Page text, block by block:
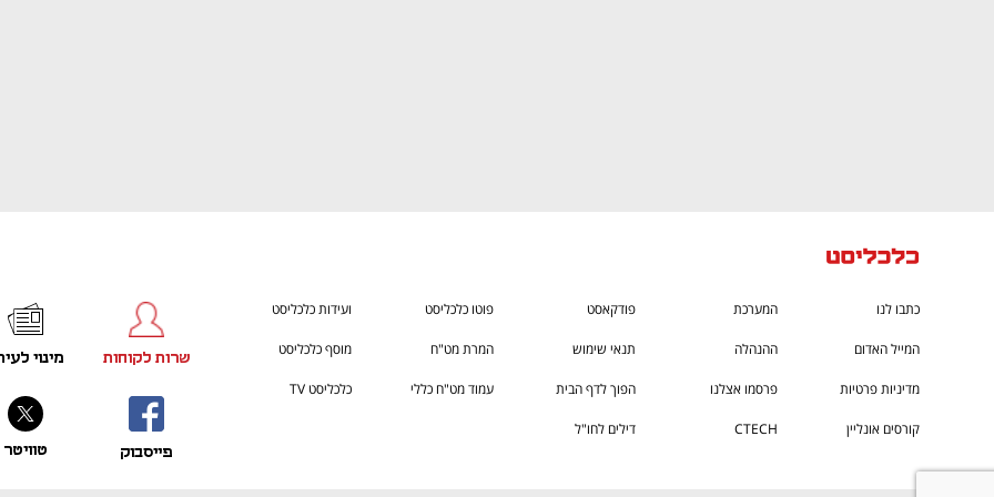
כתבו לנו המערכת פודקאסט פוטו כלכליסט ועידות כלכליסט
המייל האדום ההנהלה תנאי שימוש המרת מט"ח מוסף כלכליסט
מדיניות פרטיות פרסמו אצלנו הפוך לדף הבית עמוד מט"ח כללי כלכליסט TV
קורסים אונליין CTECH
דילים לחו"ל
פייסבוק
שרות לקוחות
טוויטר
מינוי